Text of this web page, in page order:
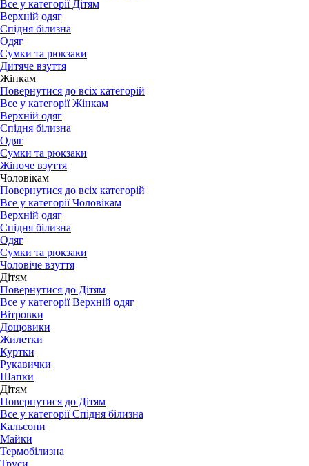
Все у категорії Дітям
Верхній одяг
Спідня білизна
Одяг
Сумки та рюкзаки
Дитяче взуття
Жінкам
Повернутися до всіх категорій
Все у категорії Жінкам
Верхній одяг
Спідня білизна
Одяг
Сумки та рюкзаки
Жіноче взуття
Чоловікам
Повернутися до всіх категорій
Все у категорії Чоловікам
Верхній одяг
Спідня білизна
Одяг
Сумки та рюкзаки
Чоловіче взуття
Дітям
Повернутися до Дітям
Все у категорії Верхній одяг
Вітровки
Дощовики
Жилетки
Куртки
Рукавички
Шапки
Дітям
Повернутися до Дітям
Все у категорії Спідня білизна
Кальсони
Майки
Термобілизна
Труси